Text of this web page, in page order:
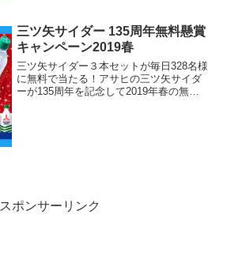
三ツ矢サイダー 135周年無料懸賞
キャンペーン2019春
三ツ矢サイダー３本セットが毎日328名様
に無料で当たる！アサヒの三ツ矢サイダ
ーが135周年を記念して2019年春の無料
スポンサーリンク